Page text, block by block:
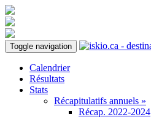
Toggle navigation
Calendrier
Résultats
Stats
Récapitulatifs annuels »
Récap. 2022-2024